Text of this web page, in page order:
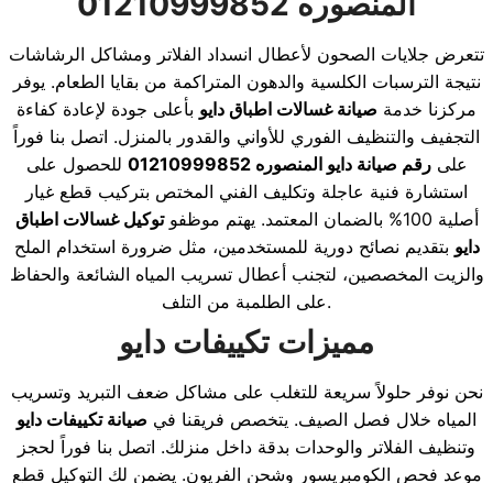
تتعرض جلايات الصحون لأعطال انسداد الفلاتر ومشاكل الرشاشات
نتيجة الترسبات الكلسية والدهون المتراكمة من بقايا الطعام. يوفر
مركزنا خدمة صيانة غسالات اطباق دايو بأعلى جودة لإعادة كفاءة
التجفيف والتنظيف الفوري للأواني والقدور بالمنزل. اتصل بنا فوراً
علىرقم صيانة دايو المنصوره 01210999852
للحصول على
استشارة فنية عاجلة وتكليف الفني المختص بتركيب قطع غيار
أصلية 100% بالضمان المعتمد. يهتم موظفو
توكيل غسالات اطباق
دايو بتقديم نصائح دورية للمستخدمين، مثل ضرورة استخدام الملح
والزيت المخصصين، لتجنب أعطال تسريب المياه الشائعة والحفاظ
على الطلمبة من التلف.
مميزات تكييفات دايو
نحن نوفر حلولاً سريعة للتغلب على مشاكل ضعف التبريد وتسريب
المياه خلال فصل الصيف. يتخصص فريقنا في صيانة تكييفات دايو
وتنظيف الفلاتر والوحدات بدقة داخل منزلك. اتصل بنا فوراً لحجز
موعد فحص الكومبريسور وشحن الفريون. يضمن لك التوكيل قطع